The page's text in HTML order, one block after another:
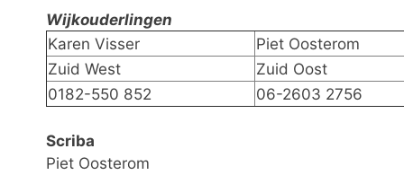
Wijkouderlingen
Karen Visser
Piet
Zuid West
Zuid Oost
0182-550 852
06-2603 2756
Scriba
Piet Oosterom